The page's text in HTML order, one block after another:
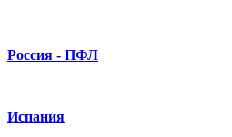
Россия - ПФЛ
Испания